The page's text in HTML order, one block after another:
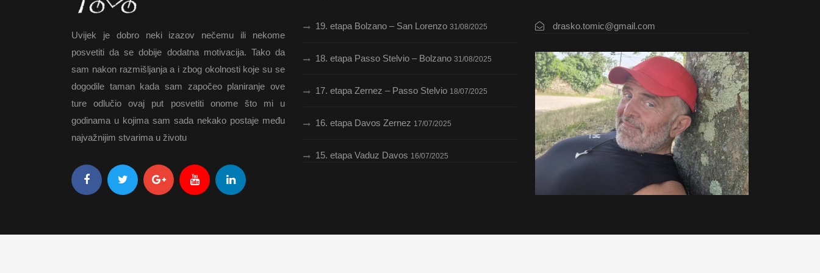
Uvijek je dobro neki izazov nečemu ili nekome
posvetiti da se dobije dodatna motivacija. Tako da
sam nakon razmišljanja a i zbog okolnosti koje su se
dogodile taman kada sam započeo planiranje ove
ture odlučio ovaj put posvetiti onome što mi u
godinama u kojima sam sada nekako postaje među
najvažnijim stvarima u životu
19. etapa Bolzano – San Lorenzo 31/08/2025
18. etapa Passo Stelvio – Bolzano 31/08/2025
17. etapa Zernez – Passo Stelvio 18/07/2025
16. etapa Davos Zernez 17/07/2025
15. etapa Vaduz Davos 16/07/2025
drasko.tomic@gmail.com